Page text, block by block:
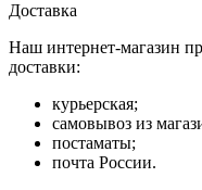
Доставка
Наш интернет-магазин
доставки:
курьерская;
самовывоз из
постаматы;
почта России.